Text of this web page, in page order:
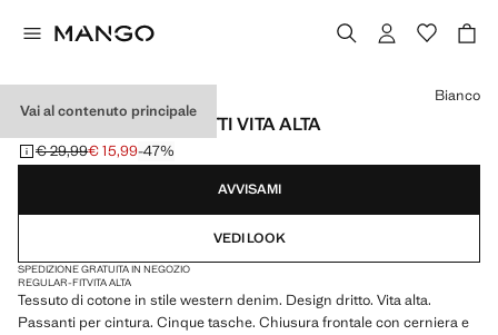
Vai al contenuto principale
BERMUDA DENIM DRITTI VITA ALTA
Prezzo iniziale depennato [€ 29,99 ]
€ 29,99
Prezzo attuale [€ 15,99 ]
€ 15,99-47%
Seleziona un colore
Bianco
AVVISAMI
VEDI LOOK
SPEDIZIONE GRATUITA IN NEGOZIO
REGULAR-FITVITA ALTA
Tessuto di cotone in stile western denim. Design dritto. Vita alta.
Passanti per cintura. Cinque tasche. Chiusura frontale con cerniera e